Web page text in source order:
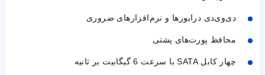
دی‌وی‌دی درایورها و نرم‌افزارهای ضروری
محافظ پورت‌های پشتی
چهار کابلSATAبا سرعت 6 گیگابیت بر ثانیه